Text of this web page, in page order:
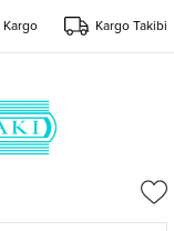
Kargo Takibi